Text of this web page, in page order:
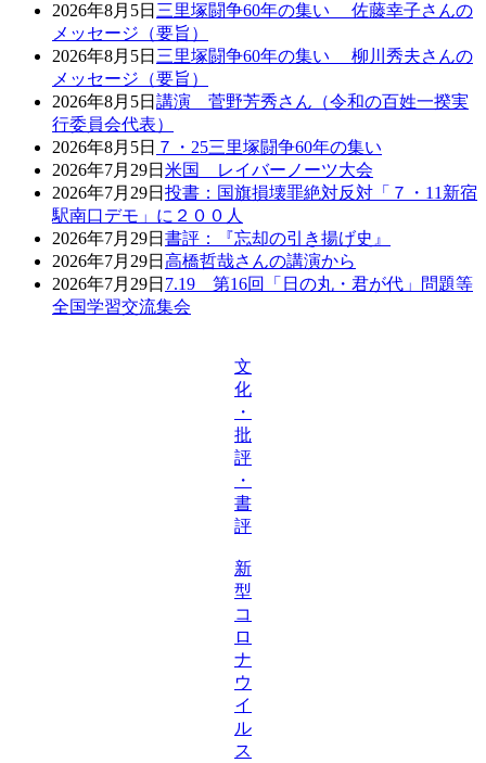
2026年8月5日 三里塚闘争60年の集い 佐藤幸子さんの
メッセージ（要旨）
2026年8月5日 三里塚闘争60年の集い 柳川秀夫さんの
メッセージ（要旨）
2026年8月5日 講演 菅野芳秀さん（令和の百姓一揆実
行委員会代表）
2026年8月5日 ７・25三里塚闘争60年の集い
2026年7月29日 米国 レイバーノーツ大会
2026年7月29日 投書：国旗損壊罪絶対反対「７・11新宿
駅南口デモ」に２００人
2026年7月29日 書評：『忘却の引き揚げ史』
2026年7月29日 高橋哲哉さんの講演から
2026年7月29日 7.19 第16回「日の丸・君が代」問題等
全国学習交流集会
文
化
・
批
評
・
書
評
新
型
コ
ロ
ナ
ウ
イ
ル
ス